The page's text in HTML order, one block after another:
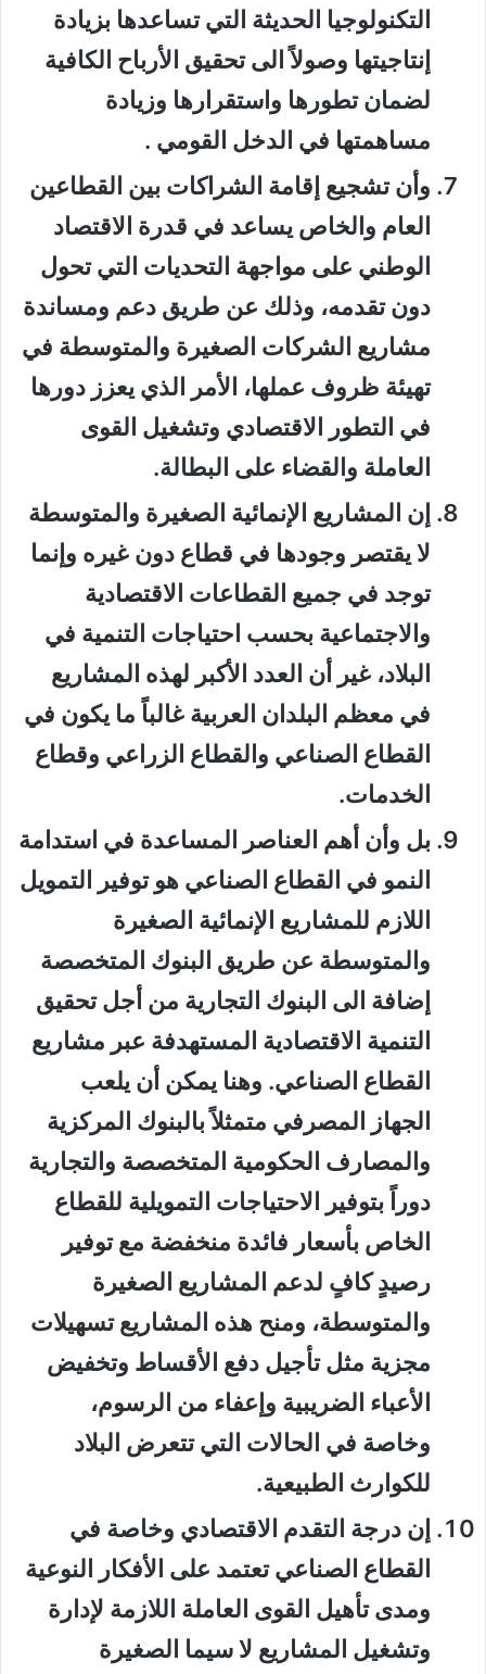
التكنولوجيا الحديثة التي تساعدها بزيادة
إنتاجيتها وصولاً الى تحقيق الأرباح الكافية
لضمان تطورها واستقرارها وزيادة
مساهمتها في الدخل القومي .
وأن تشجيع إقامة الشراكات بين القطاعين
العام والخاص يساعد في قدرة الاقتصاد
الوطني على مواجهة التحديات التي تحول
دون تقدمه، وذلك عن طريق دعم ومساندة
مشاريع الشركات الصغيرة والمتوسطة في
تهيئة ظروف عملها، الأمر الذي يعزز دورها
في التطور الاقتصادي وتشغيل القوى
العاملة والقضاء على البطالة.
إن المشاريع الإنمائية الصغيرة والمتوسطة
لا يقتصر وجودها في قطاع دون غيره وإنما
توجد في جميع القطاعات الاقتصادية
والاجتماعية بحسب احتياجات التنمية في
البلاد، غير أن العدد الأكبر لهذه المشاريع
في معظم البلدان العربية غالباً ما يكون في
القطاع الصناعي والقطاع الزراعي وقطاع
الخدمات.
بل وأن أهم العناصر المساعدة في استدامة
النمو في القطاع الصناعي هو توفير التمويل
اللازم للمشاريع الإنمائية الصغيرة
والمتوسطة عن طريق البنوك المتخصصة
إضافة الى البنوك التجارية من أجل تحقيق
التنمية الاقتصادية المستهدفة عبر مشاريع
القطاع الصناعي. وهنا يمكن أن يلعب
الجهاز المصرفي متمثلاً بالبنوك المركزية
والمصارف الحكومية المتخصصة والتجارية
دوراً بتوفير الاحتياجات التمويلية للقطاع
الخاص بأسعار فائدة منخفضة مع توفير
رصيدٍ كافٍ لدعم المشاريع الصغيرة
والمتوسطة، ومنح هذه المشاريع تسهيلات
مجزية مثل تأجيل دفع الأقساط وتخفيض
الأعباء الضريبية وإعفاء من الرسوم،
وخاصة في الحالات التي تتعرض البلاد
للكوارث الطبيعية.
إن درجة التقدم الاقتصادي وخاصة في
القطاع الصناعي تعتمد على الأفكار النوعية
ومدى تأهيل القوى العاملة اللازمة لإدارة
وتشغيل المشاريع لا سيما الصغيرة